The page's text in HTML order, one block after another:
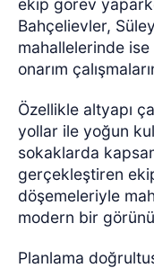
Bahçelievler,
mahallelerinde
onarım
Özellikle altyapı
yollar ile yoğun
sokaklarda
gerçekleştiren
döşemeleriyle
modern bir
Planlama